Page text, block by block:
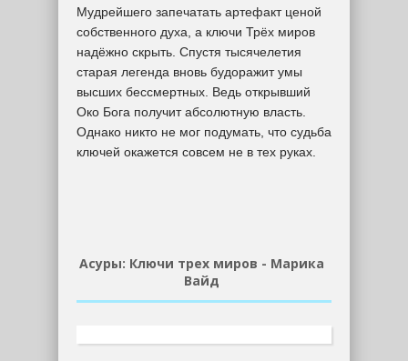
Мудрейшего запечатать артефакт ценой
собственного духа, а ключи Трёх миров
надёжно скрыть. Спустя тысячелетия
старая легенда вновь будоражит умы
высших бессмертных. Ведь открывший
Око Бога получит абсолютную власть.
Однако никто не мог подумать, что судьба
ключей окажется совсем не в тех руках.
Асуры: Ключи трех миров - Марика
Вайд